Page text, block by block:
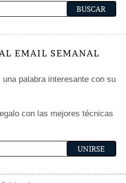
EMAIL SEMANAL
palabra interesante con su
con las mejores técnicas